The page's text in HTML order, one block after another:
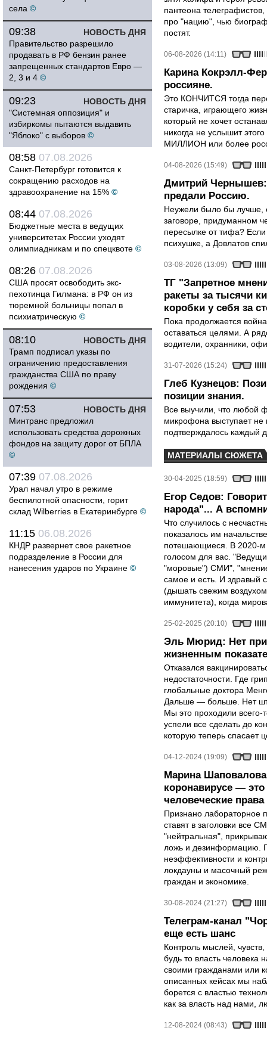
села ©
НОВОСТЬ ДНЯ
09:38
Правительство разрешило
продавать в РФ бензин ранее
запрещенных стандартов Евро —
2, 3 и 4 ©
НОВОСТЬ ДНЯ
09:23
"Системная оппозиция" и
избиркомы пытаются выдавить
"Яблоко" с выборов ©
08:58 07.08.2026
Санкт-Петербург готовится к
сокращению расходов на
здравоохранение на 15% ©
08:44 07.08.2026
Бюджетные места в ведущих
университетах России уходят
олимпиадникам и по спецквоте ©
08:26 07.08.2026
США просят освободить экс-
пехотинца Гилмана: в РФ он из
тюремной больницы попал в
психиатрическую ©
НОВОСТЬ ДНЯ
08:10
Трамп подписал указы по
ограничению предоставления
гражданства США по праву
рождения ©
НОВОСТЬ ДНЯ
07:53
Минтранс предложил
использовать средства дорожных
фондов на защиту дорог от БПЛА
©
07:39 07.08.2026
Урал начал утро в режиме
беспилотной опасности, горит
склад Wilberries в Екатеринбурге ©
11:15 06.08.2026
КНДР развернет свое ракетное
подразделение в России для
нанесения ударов по Украине ©
пантеона
про "нацию", чью
постят.
06-08-2026 (14:11)
Карина Кокрэлл-
россияне.
Это КОНЧИТСЯ тогда
старичка, играющего
который не хочет
никогда не услышит
МИЛЛИОН или более
04-08-2026 (15:49)
Дмитрий Чернышев:
предали Россию.
Неужели было бы лучше,
заговоре, придуманном
пересылке от тифа?
психушке, а Довлатов
03-08-2026 (13:09)
ТГ "Запретное
ракеты за тысячи
коробки у себя за
Пока продолжается
оставаться целями. А
водители, охранники,
31-07-2026 (15:24)
Глеб Кузнецов:
позиции знания.
Все выучили, что любой
микрофона выступает не
подтверждалось каждый
МАТЕРИАЛЫ СЮЖЕТА
30-04-2025 (18:59)
Егор Седов:
народа"... А
Что случилось с
показалось им
потешающиеся. В 2020-м
голосом для вас.
"моровые") СМИ",
самое и есть. И здравый
(дышать свежим
иммунитета), когда
25-02-2025 (20:10)
Эль Мюрид: Нет
жизненным
Отказался
недостаточности. Где
глобальные доктора
Дальше — больше. Нет
Мы это проходили всего-
успели все сделать до
которую теперь
04-12-2024 (19:09)
Марина
коронавирусе — это
человеческие права
Признано лабораторное
ставят в заголовки все
"нейтральная",
ложь и дезинформацию.
неэффективности и
локдауны и масочный
граждан и экономике.
30-08-2024 (21:27)
Телеграм-канал
еще есть шанс
Контроль мыслей,
будь то власть человека
своими гражданами или
описанных кейсах мы
борется с властью
как за власть над нами,
12-08-2024 (08:43)